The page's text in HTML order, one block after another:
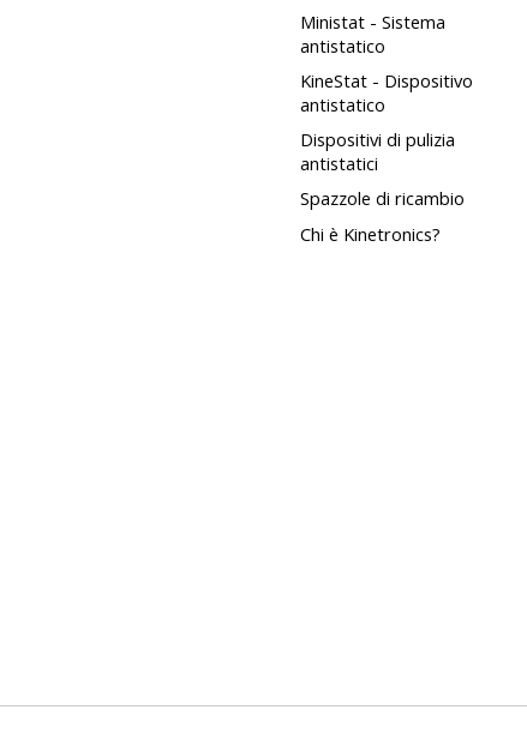
Ministat - Sistema
antistatico
KineStat - Dispositivo
antistatico
Dispositivi di pulizia
antistatici
Spazzole di ricambio
Chi è Kinetronics?